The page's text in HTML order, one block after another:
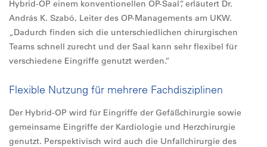
Hybrid-OP einem konventionellen OP-Saal“, erläutert Dr.
András K. Szabó, Leiter des OP-Managements am UKW.
„Dadurch finden sich die unterschiedlichen chirurgischen
Teams schnell zurecht und der Saal kann sehr flexibel für
verschiedene Eingriffe genutzt werden.“
Flexible Nutzung für mehrere Fachdisziplinen
Der Hybrid-OP wird für Eingriffe der Gefäßchirurgie sowie
gemeinsame Eingriffe der Kardiologie und Herzchirurgie
genutzt. Perspektivisch wird auch die Unfallchirurgie des